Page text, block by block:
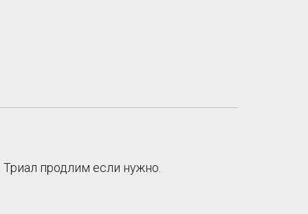
продлим если нужно.